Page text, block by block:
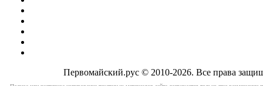
Первомайский.рус © 2010-2026. Все права